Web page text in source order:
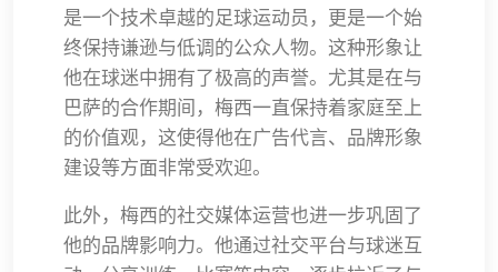
是一个技术卓越的足球运动员，更是一个始
终保持谦逊与低调的公众人物。这种形象让
他在球迷中拥有了极高的声誉。尤其是在与
巴萨的合作期间，梅西一直保持着家庭至上
的价值观，这使得他在广告代言、品牌形象
建设等方面非常受欢迎。
此外，梅西的社交媒体运营也进一步巩固了
他的品牌影响力。他通过社交平台与球迷互